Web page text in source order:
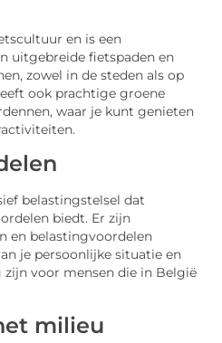
en is een
uitgebreide fietspaden en
zowel in de steden als op
ook prachtige groene
waar je kunt genieten
belastingstelsel dat
biedt. Er zijn
en belastingvoordelen
je persoonlijke situatie en
voor mensen die in België
milieu